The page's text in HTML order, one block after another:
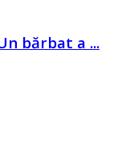
bărbat a ...